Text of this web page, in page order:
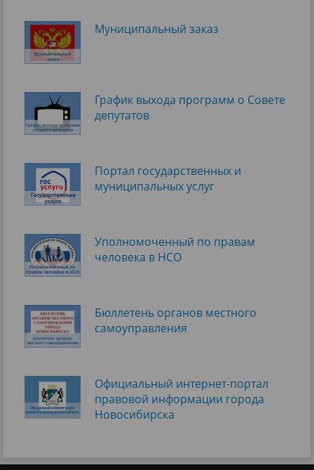
Муниципальный заказ
График выхода программ о Cовете
депутатов
Портал государственных и
муниципальных услуг
Уполномоченный по правам
человека в НСО
Бюллетень органов местного
самоуправления
Официальный интернет-портал
правовой информации города
Новосибирска